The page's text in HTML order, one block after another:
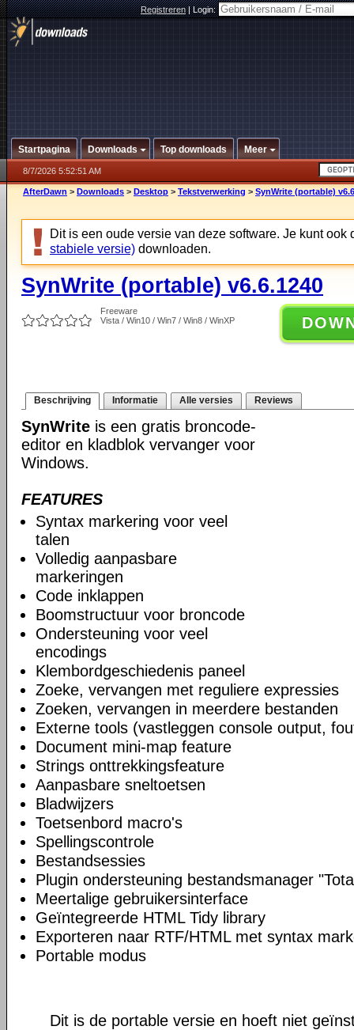
Registreren|Login:
Startpagina Downloads Top downloads Meer
8/7/2026 5:52:51 AM
AfterDawn > Downloads > Desktop > Tekstverwerking > SynWrite (portable)
Dit is een oude versie van deze software. Je kunt ook
stabiele versie) downloaden.
SynWrite (portable) v6.6.1240
Freeware
Vista / Win10 / Win7 / Win8 / WinXP
Beschrijving Informatie Alle versies Reviews
SynWrite is een gratis broncode-
editor en kladblok vervanger voor
Windows.
FEATURES
Syntax markering voor veel
talen
Volledig aanpasbare
markeringen
Code inklappen
Boomstructuur voor broncode
Ondersteuning voor veel
encodings
Klembordgeschiedenis paneel
Zoeke, vervangen met reguliere expressies
Zoeken, vervangen in meerdere bestanden
Externe tools (vastleggen console output,
Document mini-map feature
Strings onttrekkingsfeature
Aanpasbare sneltoetsen
Bladwijzers
Toetsenbord macro's
Spellingscontrole
Bestandsessies
Plugin ondersteuning bestandsmanager
Meertalige gebruikersinterface
Geïntegreerde HTML Tidy library
Exporteren naar RTF/HTML met syntax
Portable modus
Dit is de portable versie en hoeft niet